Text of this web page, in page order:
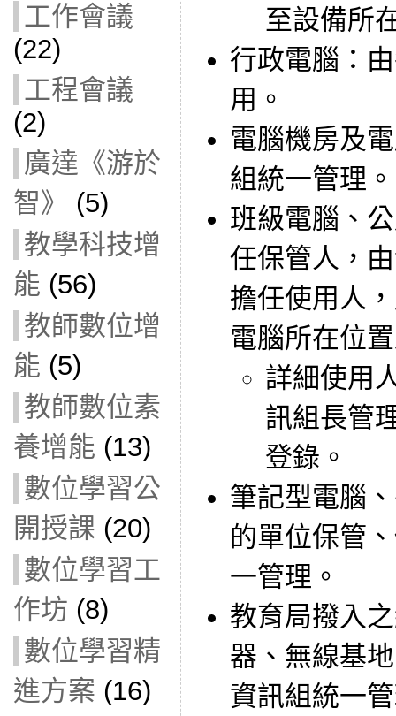
工作會議
(22)
工程會議
(2)
廣達《游於
智》
(5)
教學科技增
能 (56)
教師數位增
能 (5)
教師數位素
養增能 (13)
數位學習公
開授課 (20)
數位學習工
作坊 (8)
數位學習精
進方案 (16)
至設備所
行政電腦：
用。
電腦機房及
組統一管理。
班級電腦、
任保管人，
擔任使用人
電腦所在位
詳細使用
訊組長管
登錄。
筆記型電腦
的單位保管
一管理。
教育局撥入
器、無線基
資訊組統一